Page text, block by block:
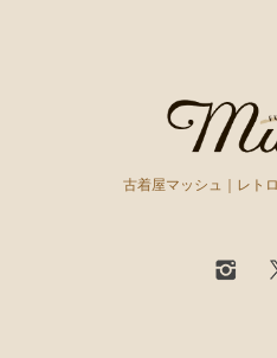
古着屋マッシュ｜レト